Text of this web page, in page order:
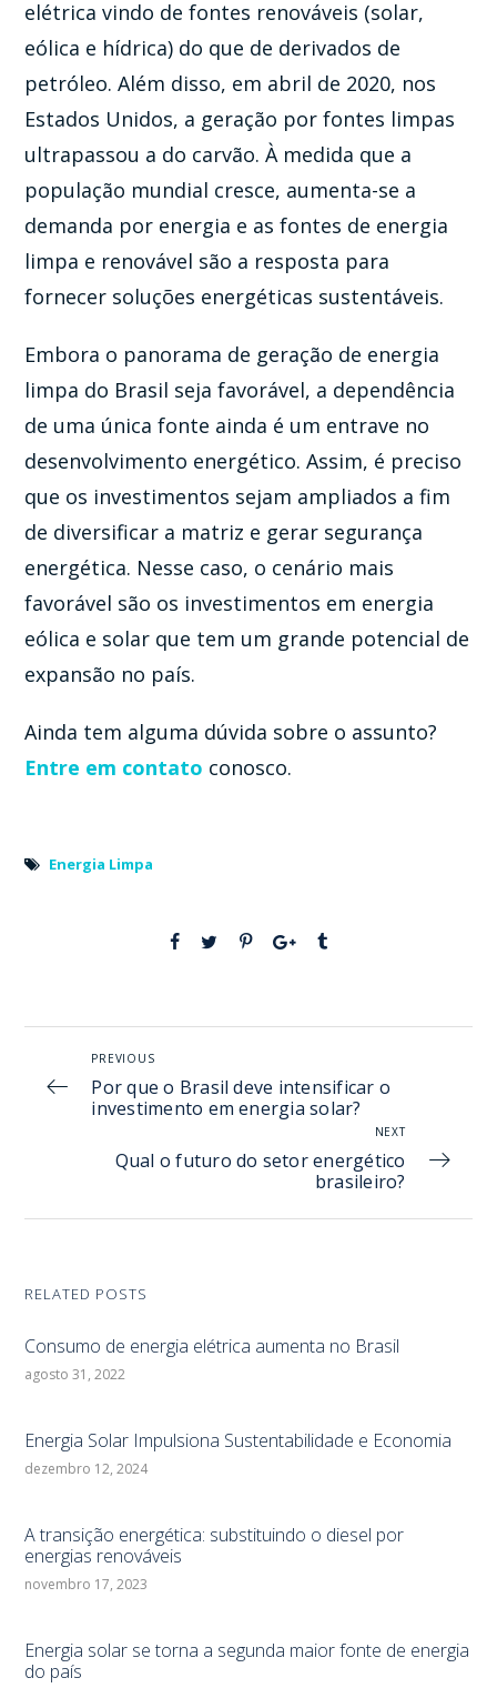
elétrica vindo de fontes renováveis (solar,
eólica e hídrica) do que de derivados de
petróleo. Além disso, em abril de 2020, nos
Estados Unidos, a geração por fontes limpas
ultrapassou a do carvão. À medida que a
população mundial cresce, aumenta-se a
demanda por energia e as fontes de energia
limpa e renovável ​​são a resposta para
fornecer soluções energéticas sustentáveis.
Embora o panorama de geração de energia
limpa do Brasil seja favorável, a dependência
de uma única fonte ainda é um entrave no
desenvolvimento energético. Assim, é preciso
que os investimentos sejam ampliados a fim
de diversificar a matriz e gerar segurança
energética. Nesse caso, o cenário mais
favorável são os investimentos em energia
eólica e solar que tem um grande potencial de
expansão no país.
Ainda tem alguma dúvida sobre o assunto?
Entre em contato conosco.
Energia Limpa
PREVIOUS
Por que o Brasil deve intensificar o
investimento em energia solar?
NEXT
Qual o futuro do setor energético
brasileiro?
RELATED POSTS
Consumo de energia elétrica aumenta no Brasil
agosto 31, 2022
Energia Solar Impulsiona Sustentabilidade e Economia
dezembro 12, 2024
A transição energética: substituindo o diesel por
energias renováveis
novembro 17, 2023
Energia solar se torna a segunda maior fonte de energia
do país